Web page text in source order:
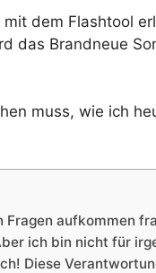
dem Flashtool
das Brandneue
muss, wie ich
aufkommen
ich bin nicht für
Diese